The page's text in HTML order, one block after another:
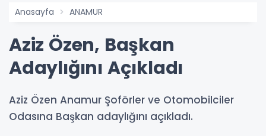
Anasayfa ANAMUR
Aziz Özen, Başkan
Adaylığını Açıkladı
Aziz Özen Anamur Şoförler ve Otomobilciler
Odasına Başkan adaylığını açıkladı.